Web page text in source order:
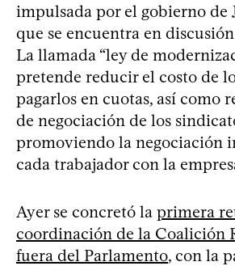
impulsada por el gobierno de
que se encuentra en
La llamada “ley de
pretende reducir el costo de
pagarlos en cuotas, así como
de negociación de los
promoviendo la negociación
cada trabajador con la
Ayer se concretó la primera
coordinación de la Coalición
fuera del Parlamento, con la